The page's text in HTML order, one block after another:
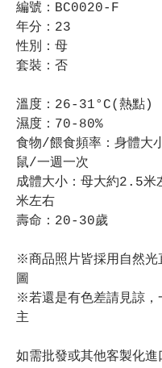
編號：BC0020-F
年分：23
性別：母
套裝：否
溫度：26-31°C(熱點)
濕度：70-80%
食物/餵食頻率：身體大
鼠/一週一次
成體大小：母大約2.5
米左右
壽命：20-30歲
※商品照片皆採用自然光
圖
※若還是有色差請見諒，
主
如需批發或其他客製化進